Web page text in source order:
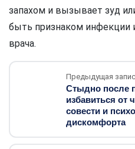
запахом и вызывает зуд
быть признаком инфекции
врача.
Предыдущая
Стыдно после
избавиться от
совести и
дискомфорта